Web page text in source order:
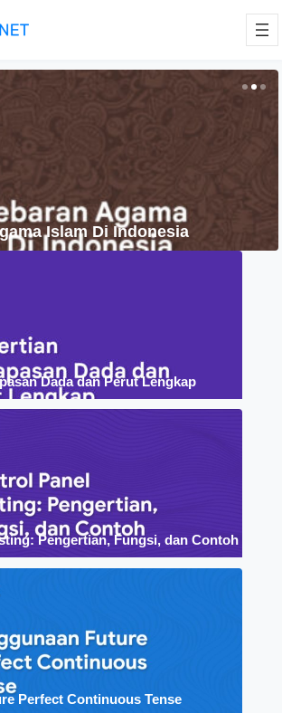
Islam Di Indonesia
Dada dan Perut Lengkap
Pengertian, Fungsi, dan Contoh
Perfect Continuous Tense